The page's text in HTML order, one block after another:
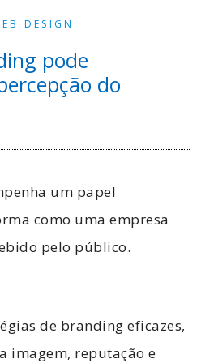
DESIGN
pode
do
um papel
como uma empresa
pelo público.
de branding eficazes,
imagem, reputação e